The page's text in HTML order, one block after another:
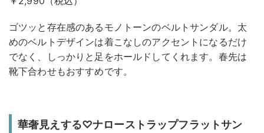
ゴツッと存在感のあるモノトーンのベルトサンダル。太
めのベルトデザインは着こなしのアクセントになるだけ
でなく、しっかりと足をホールドしてくれます。春先は
靴下合わせもおすすめです。
華奢見えする♡ナローストラップフラットサン